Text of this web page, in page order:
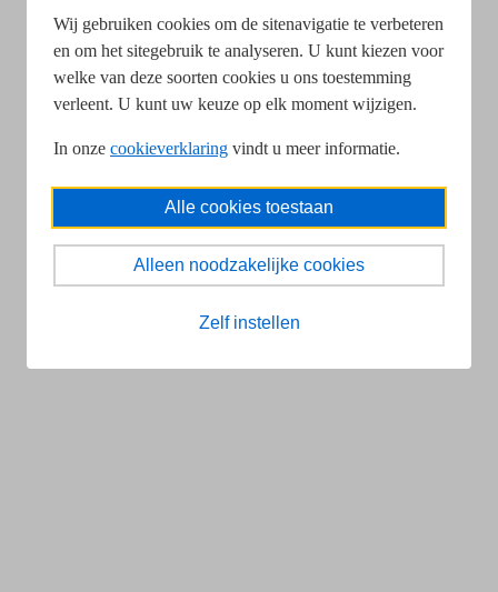
Wij gebruiken cookies om de sitenavigatie te verbeteren
en om het sitegebruik te analyseren. U kunt kiezen voor
welke van deze soorten cookies u ons toestemming
verleent. U kunt uw keuze op elk moment wijzigen.
In onze cookieverklaring vindt u meer informatie.
Alle cookies toestaan
Alleen noodzakelijke cookies
Zelf instellen